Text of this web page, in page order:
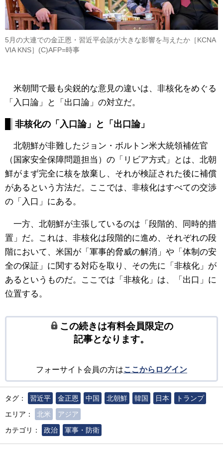
5月の大連での金正恩・習近平会談が大きな影響を与えたか［KCNA
VIA KNS］(C)AFP=時事
米朝間で最も尖鋭的な意見の違いは、非核化をめぐる
「入口論」と「出口論」の対立だ。
非核化の「入口論」と「出口論」
北朝鮮が非難したジョン・ボルトン米大統領補佐官
（国家安全保障問題担当）の「リビア方式」とは、北朝
鮮がまず完全に核を放棄し、それが検証された後に補償
があるという方法だ。ここでは、非核化はすべての交渉
の「入口」にある。
一方、北朝鮮が主張しているのは「段階的、同時的措
置」だ。これは、非核化は段階的に進め、それぞれの段
階において、米国が「軍事的脅威の解消」や「体制の安
全の保証」に関する対応を取り、その先に「非核化」が
あるというものだ。ここでは「非核化」は、「出口」に
位置する。
この続きは有料会員限定の
記事となります。
フォーサイト会員の方はここからログイン
タグ： 習近平 金正恩 中国 北朝鮮 韓国 日本
トランプ
エリア：
北米
アジア
カテゴリ：
政治 軍事・防衛